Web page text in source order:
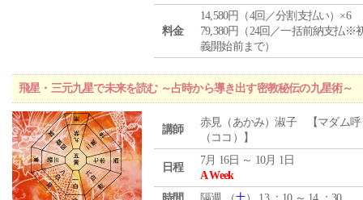
料金
14,580円（4回／分割支払い）×6
79,380円（24回／一括前納支払※
義開始前まで）
飛星・三元九星で未来を読む ～占時から導き出す密教秘伝の九星術～
講師
赤見（あかみ）淑子 【マダム呼
（ココ）】
日程
7月 16日 ～ 10月 1日
A Week